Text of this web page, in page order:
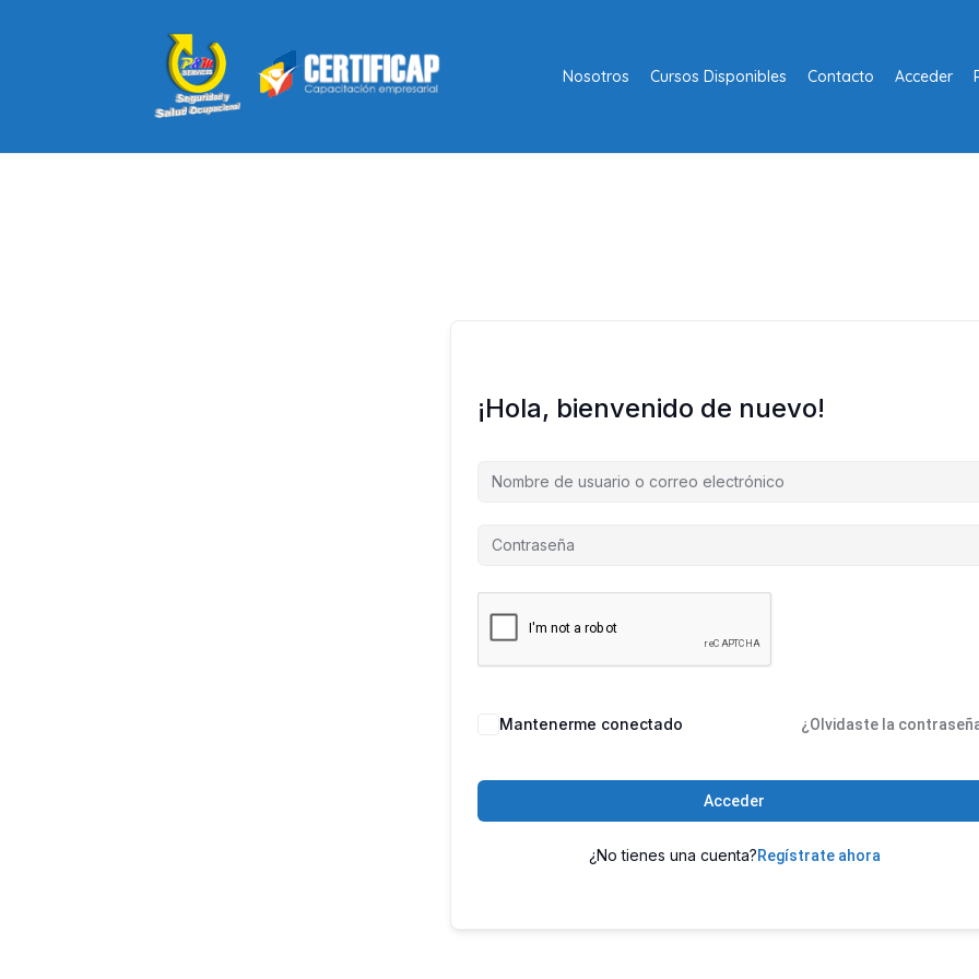
Nosotros Cursos Disponibles Contacto Acceder
¡Hola, bienvenido de nuevo!
Mantenerme conectado ¿Olvidaste la
Acceder
¿No tienes una cuenta?Regístrate ahora